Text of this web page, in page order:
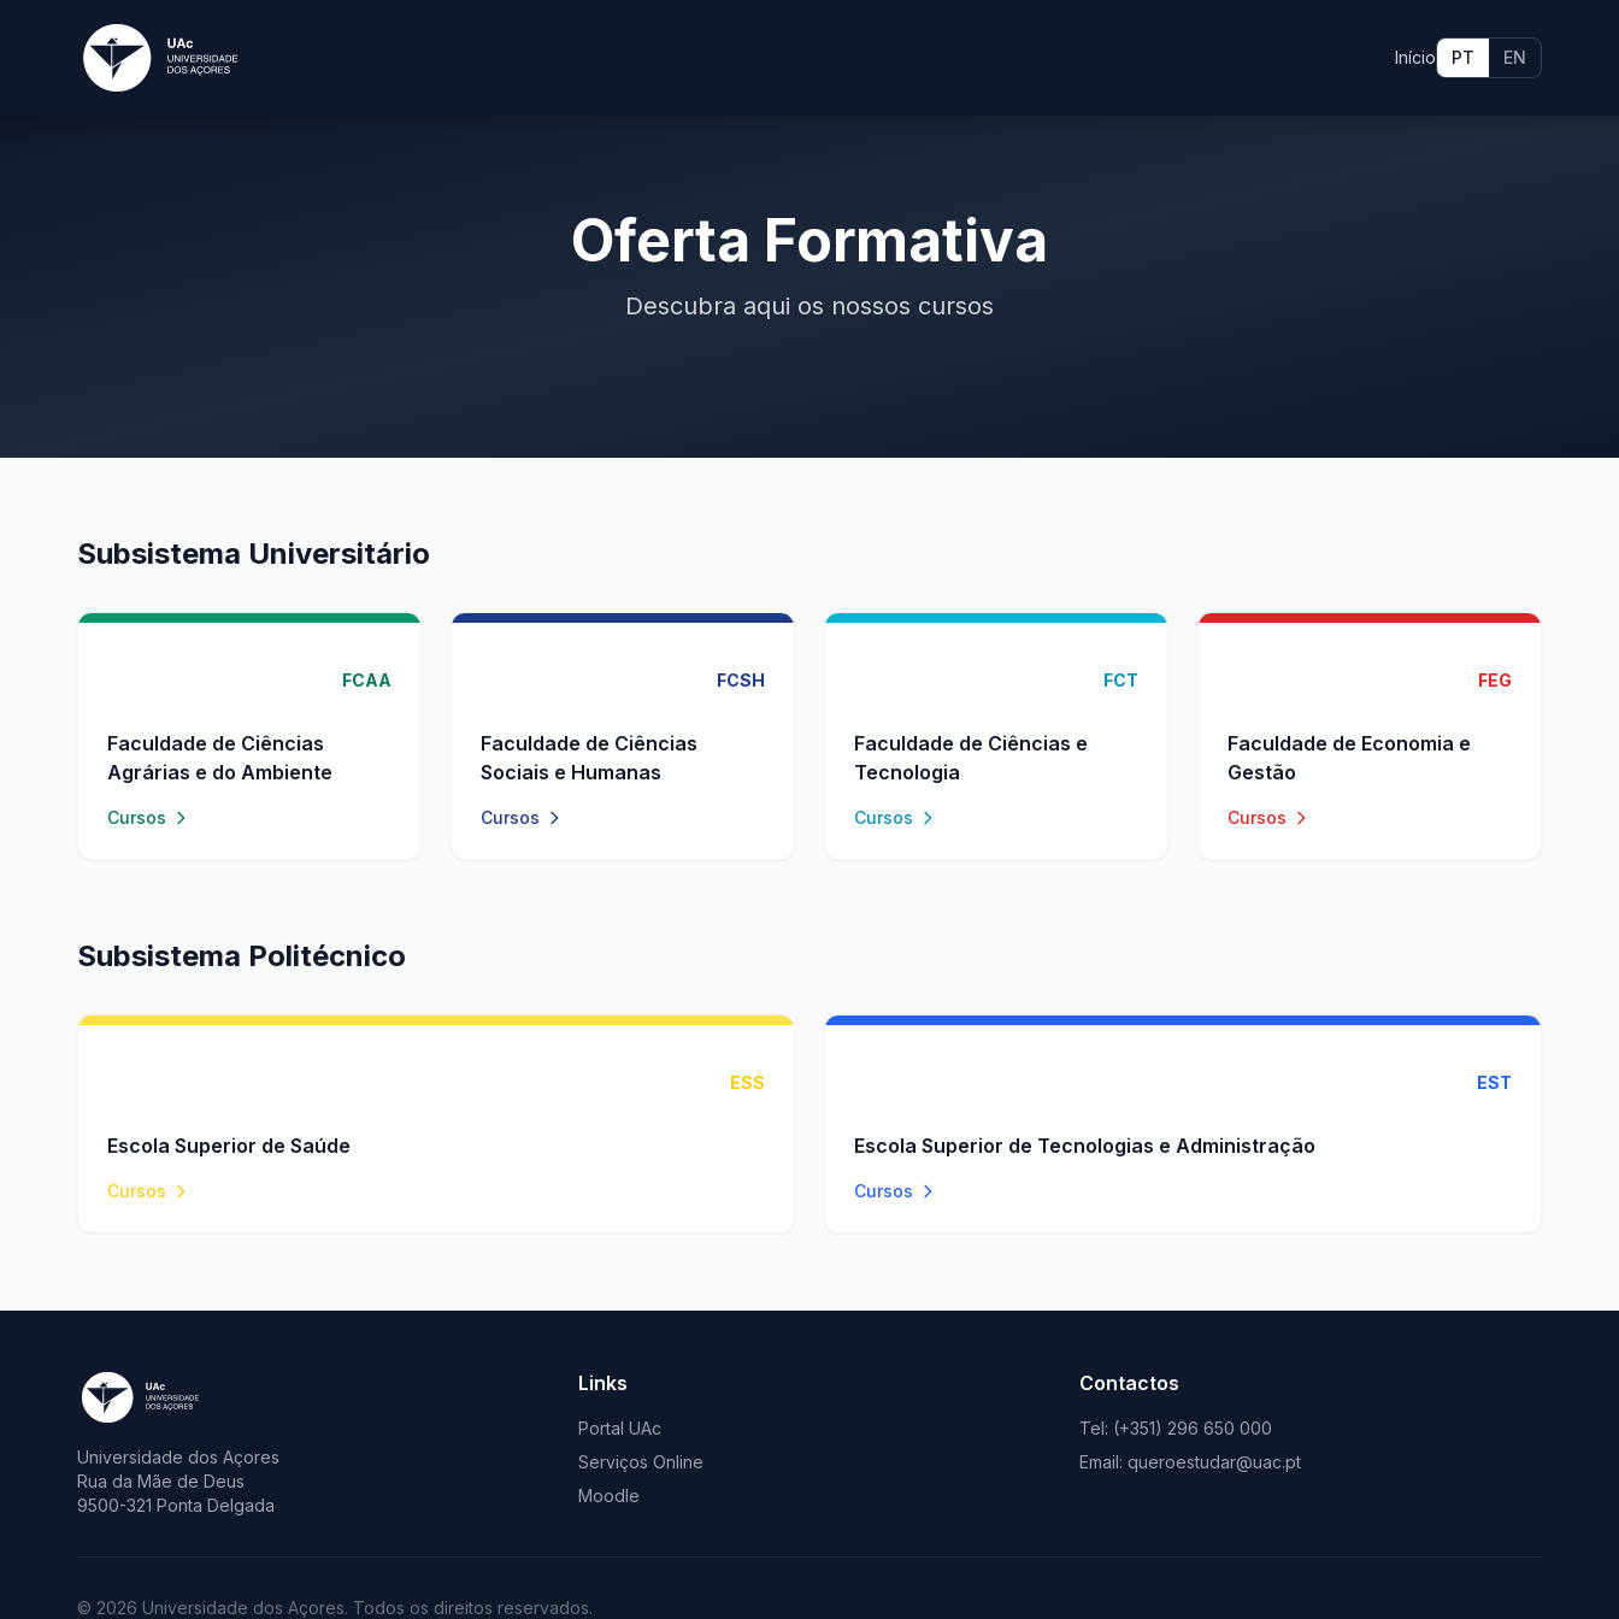
Início PT EN
Oferta Formativa
Descubra aqui os nossos cursos
Subsistema Universitário
FCAA
Faculdade de Ciências
Agrárias e do Ambiente
Cursos
FCSH
Faculdade de Ciências
Sociais e Humanas
Cursos
FCT
Faculdade de Ciências e
Tecnologia
Cursos
FEG
Faculdade de Economia e
Gestão
Cursos
Subsistema Politécnico
ESS
Escola Superior de Saúde
Cursos
EST
Escola Superior de Tecnologias e Administração
Cursos
Universidade dos Açores
Rua da Mãe de Deus
9500-321 Ponta Delgada
Links
Portal UAc
Serviços Online
Moodle
Contactos
Tel: (+351) 296 650 000
Email: queroestudar@uac.pt
© 2026 Universidade dos Açores. Todos os direitos reservados.